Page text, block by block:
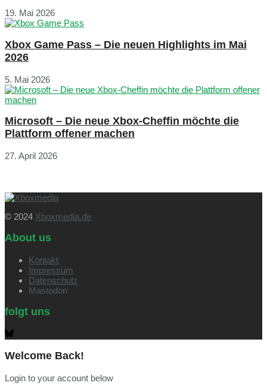
19. Mai 2026
Xbox Game Pass – Die neuen Highlights im Mai
2026
5. Mai 2026
Microsoft – Die neue Xbox-Cheffin möchte die
Plattform offener machen
27. April 2026
© 2024 Xboxmedia.de
About us
Kontakt
Impressum
Datenschutz
Mastodon
folgt uns
Welcome Back!
Login to your account below